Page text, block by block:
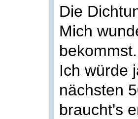
Die
Mich
bekommst.
Ich würde
nächsten
braucht's